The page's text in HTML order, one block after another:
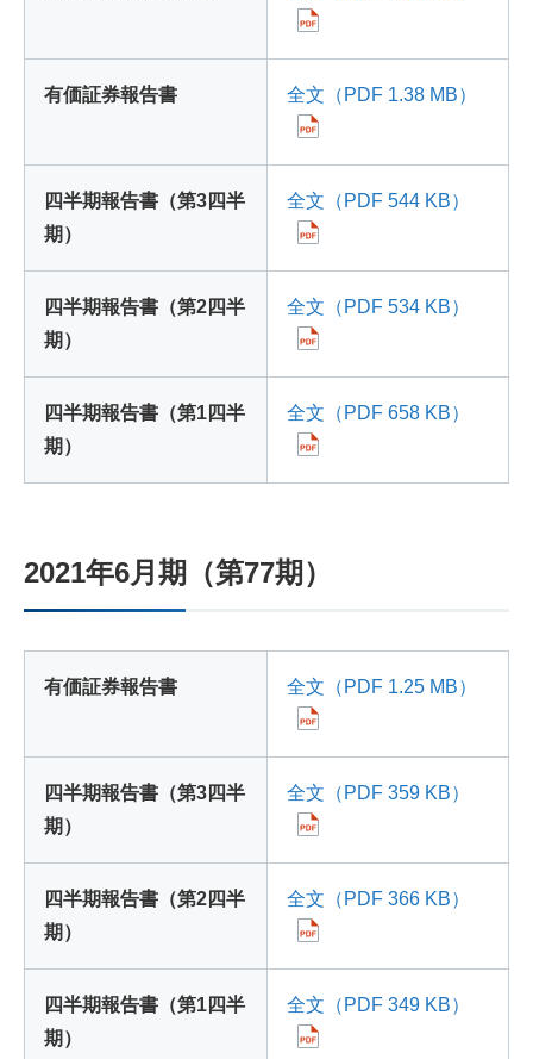
有価証券報告書 全文（PDF 1.38 MB）
四半期報告書（第3四半
期）
全文（PDF 544 KB）
四半期報告書（第2四半
期）
全文（PDF 534 KB）
四半期報告書（第1四半
期）
全文（PDF 658 KB）
2021年6月期（第77期）
有価証券報告書 全文（PDF 1.25 MB）
四半期報告書（第3四半
期）
全文（PDF 359 KB）
四半期報告書（第2四半
期）
全文（PDF 366 KB）
四半期報告書（第1四半
期）
全文（PDF 349 KB）